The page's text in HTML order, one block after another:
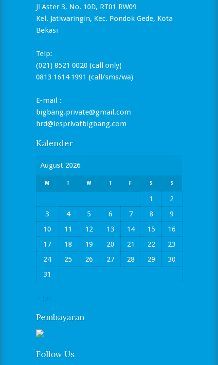
Jl Aster 3, No. 10D, RT01 RW09
Kel. Jatiwaringin, Kec. Pondok Gede, Kota
Bekasi
Telp:
(021) 8521 0020 (call only)
0813 1614 1991 (call/sms/wa)
E-mail :
bigbang.private@gmail.com
hrd@lesprivatbigbang.com
Kalender
August 2026
M T W T F S S
1
2
3
4 5 6 7 8
9
10
11 12 13 14 15
16
17
18 19 20 21 22
23
24
25 26 27 28 29
30
31
Pembayaran
Follow Us